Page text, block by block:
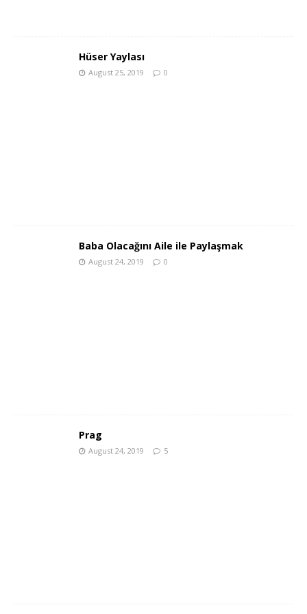
Hüser Yaylası
August 25, 2019 0
Baba Olacağını Aile ile Paylaşmak
August 24, 2019 0
Prag
August 24, 2019 5